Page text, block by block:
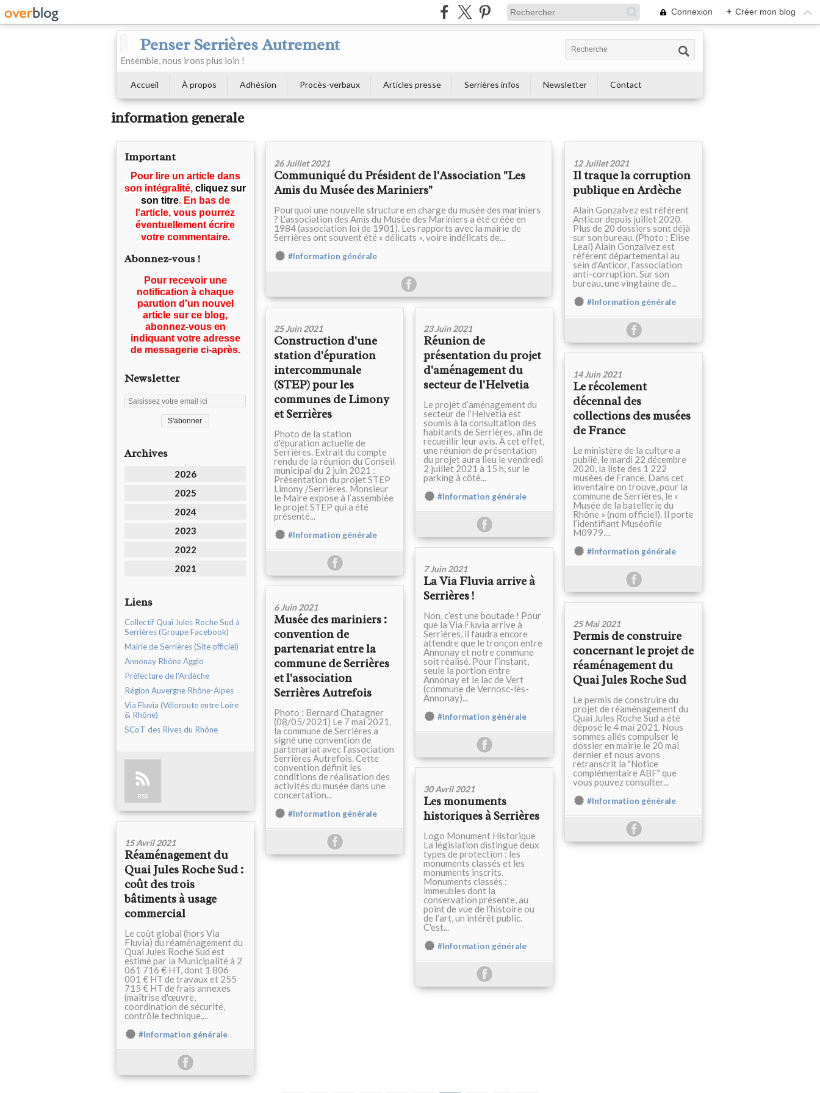
Connexion + Créer mon blog
Penser Serrières Autrement
Ensemble, nous irons plus loin !
Accueil À propos Adhésion Procès-verbaux Articles presse Serrières infos Newsletter Contact
information generale
Important
Pour lire un article dans
son intégralité, cliquez sur
son titre. En bas de
l'article, vous pourrez
éventuellement écrire
votre commentaire.
Abonnez-vous !
Pour recevoir une
notification à chaque
parution d'un nouvel
article sur ce blog,
abonnez-vous en
indiquant votre adresse
de messagerie ci-après.
Newsletter
Archives
2026
2025
2024
2023
2022
2021
Liens
Collectif Quai Jules Roche Sud à
Serrières (Groupe Facebook)
Mairie de Serrières (Site officiel)
Annonay Rhône Agglo
Préfecture de l'Ardèche
Région Auvergne Rhône-Alpes
Via Fluvia (Véloroute entre Loire
& Rhône)
SCoT des Rives du Rhône
RSS
26 Juillet 2021
Communiqué du Président de l'Association "Les
Amis du Musée des Mariniers"
Pourquoi une nouvelle structure en charge du musée des mariniers
? L’association des Amis du Musée des Mariniers a été créée en
1984 (association loi de 1901). Les rapports avec la mairie de
Serrières ont souvent été « délicats », voire indélicats de...
#Information générale
12 Juillet 2021
Il traque la corruption
publique en Ardèche
Alain Gonzalvez est référent
Anticor depuis juillet 2020.
Plus de 20 dossiers sont déjà
sur son bureau. (Photo : Elise
Leal) Alain Gonzalvez est
référent départemental au
sein d'Anticor, l'association
anti-corruption. Sur son
bureau, une vingtaine de...
#Information générale
25 Juin 2021
Construction d'une
station d'épuration
intercommunale
(STEP) pour les
communes de Limony
et Serrières
Photo de la station
d'épuration actuelle de
Serrières. Extrait du compte
rendu de la réunion du Conseil
municipal du 2 juin 2021 :
Présentation du projet STEP
Limony /Serrières. Monsieur
le Maire expose à l’assemblée
le projet STEP qui a été
présenté...
#Information générale
23 Juin 2021
Réunion de
présentation du projet
d'aménagement du
secteur de l'Helvetia
Le projet d’aménagement du
secteur de l’Helvetia est
soumis à la consultation des
habitants de Serrières, afin de
recueillir leur avis. À cet effet,
une réunion de présentation
du projet aura lieu le vendredi
2 juillet 2021 à 15 h, sur le
parking à côté...
#Information générale
14 Juin 2021
Le récolement
décennal des
collections des musées
de France
Le ministère de la culture a
publié, le mardi 22 décembre
2020, la liste des 1 222
musées de France. Dans cet
inventaire on trouve, pour la
commune de Serrières, le «
Musée de la batellerie du
Rhône » (nom officiel). Il porte
l’identifiant Muséofile
M0979....
#Information générale
7 Juin 2021
La Via Fluvia arrive à
Serrières !
Non, c’est une boutade ! Pour
que la Via Fluvia arrive à
Serrières, il faudra encore
attendre que le tronçon entre
Annonay et notre commune
soit réalisé. Pour l’instant,
seule la portion entre
Annonay et le lac de Vert
(commune de Vernosc-lès-
Annonay)...
#Information générale
6 Juin 2021
Musée des mariniers :
convention de
partenariat entre la
commune de Serrières
et l'association
Serrières Autrefois
Photo : Bernard Chatagner
(08/05/2021) Le 7 mai 2021,
la commune de Serrières a
signé une convention de
partenariat avec l’association
Serrières Autrefois. Cette
convention définit les
conditions de réalisation des
activités du musée dans une
concertation...
#Information générale
25 Mai 2021
Permis de construire
concernant le projet de
réaménagement du
Quai Jules Roche Sud
Le permis de construire du
projet de réaménagement du
Quai Jules Roche Sud a été
déposé le 4 mai 2021. Nous
sommes allés compulser le
dossier en mairie le 20 mai
dernier et nous avons
retranscrit la "Notice
complémentaire ABF" que
vous pouvez consulter...
#Information générale
30 Avril 2021
Les monuments
historiques à Serrières
Logo Monument Historique
La législation distingue deux
types de protection : les
monuments classés et les
monuments inscrits.
Monuments classés :
immeubles dont la
conservation présente, au
point de vue de l’histoire ou
de l’art, un intérêt public.
C'est...
#Information générale
15 Avril 2021
Réaménagement du
Quai Jules Roche Sud :
coût des trois
bâtiments à usage
commercial
Le coût global (hors Via
Fluvia) du réaménagement du
Quai Jules Roche Sud est
estimé par la Municipalité à 2
061 716 € HT, dont 1 806
001 € HT de travaux et 255
715 € HT de frais annexes
(maîtrise d'œuvre,
coordination de sécurité,
contrôle technique,...
#Information générale